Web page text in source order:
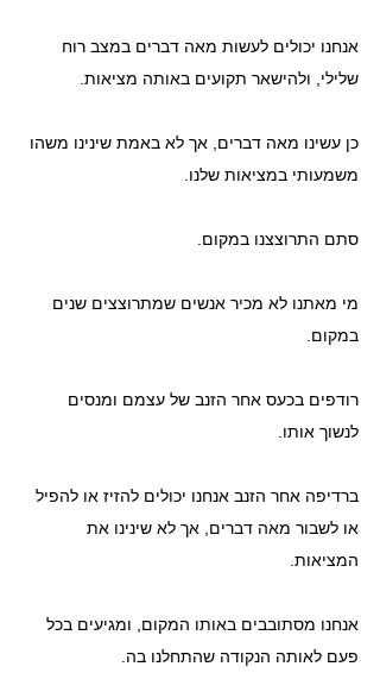
אנחנו יכולים לעשות מאה דברים במצב רוח
שלילי, ולהישאר תקועים באותה מציאות.
כן עשינו מאה דברים, אך לא באמת שינינו משהו
משמעותי במציאות שלנו.
סתם התרוצצנו במקום.
מי מאתנו לא מכיר אנשים שמתרוצצים שנים
במקום.
רודפים בכעס אחר הזנב של עצמם ומנסים
לנשוך אותו.
ברדיפה אחר הזנב אנחנו יכולים להזיז או להפיל
או לשבור מאה דברים, אך לא שינינו את
המציאות.
אנחנו מסתובבים באותו המקום, ומגיעים בכל
פעם לאותה הנקודה שהתחלנו בה.